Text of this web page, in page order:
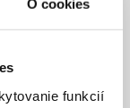
O cookies
funkcií